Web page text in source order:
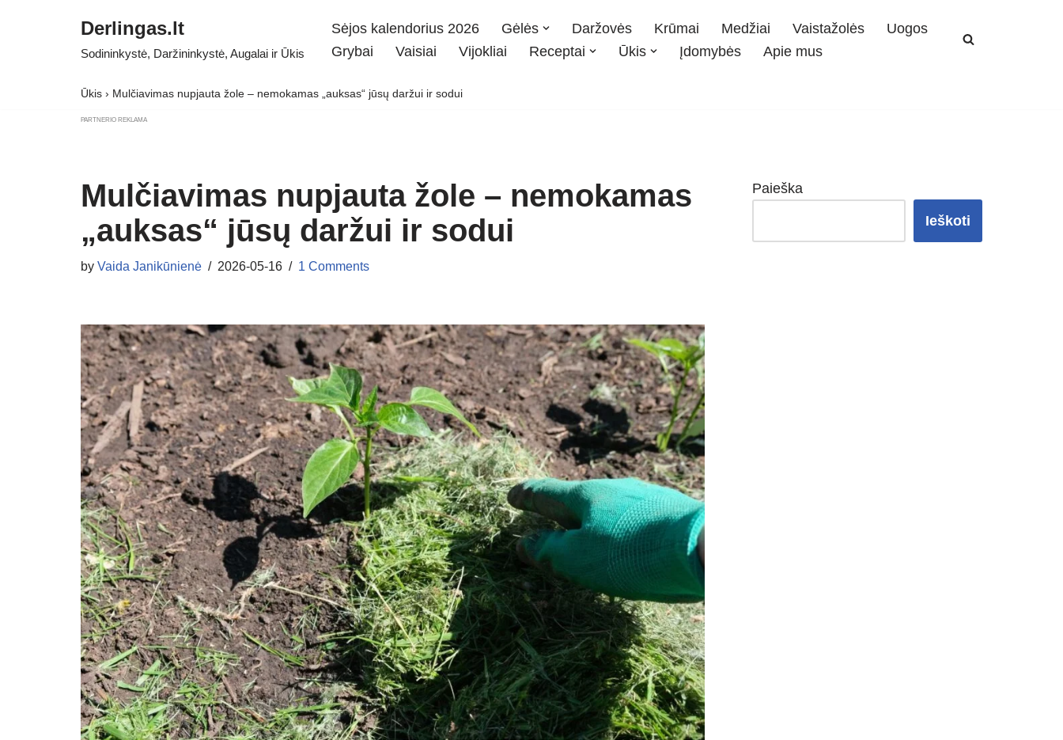
Derlingas.lt
Sodininkystė, Daržininkystė, Augalai ir Ūkis
Sėjos kalendorius 2026 Gėlės Daržovės Krūmai Medžiai Vaistažolės
Uogos
Grybai
Vaisiai Vijokliai Receptai Ūkis Įdomybės Apie mus
Ūkis › Mulčiavimas nupjauta žole – nemokamas „auksas“ jūsų daržui ir sodui
PARTNERIO REKLAMA
Mulčiavimas nupjauta žole – nemokamas
„auksas“ jūsų daržui ir sodui
by Vaida Janikūnienė 2026-05-16 1 Comments
Paieška
Ieškoti